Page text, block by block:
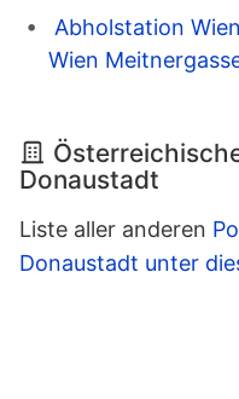
Abholstation
Wien
Donaustadt
Liste aller anderen
Donaustadt unter